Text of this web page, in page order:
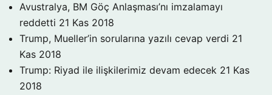
Avustralya, BM Göç Anlaşması’nı imzalamayı
reddetti 21 Kas 2018
Trump, Mueller’in sorularına yazılı cevap verdi 21
Kas 2018
Trump: Riyad ile ilişkilerimiz devam edecek 21 Kas
2018